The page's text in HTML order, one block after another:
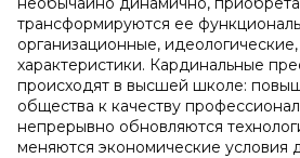
трансформируются ее
организационные,
характеристики. Кардинальные
происходят в высшей школе:
общества к качеству
непрерывно обновляются
меняются экономические условия